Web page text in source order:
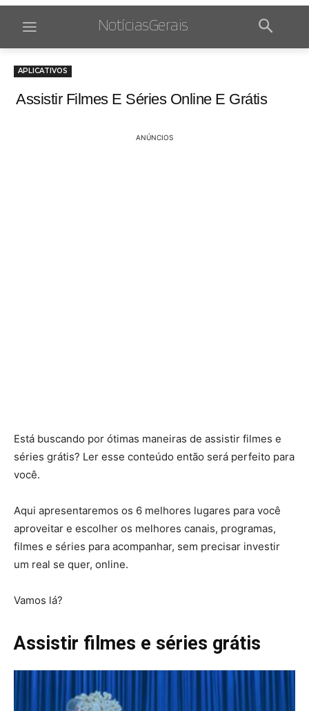
NotíciasGerais
APLICATIVOS
Assistir Filmes E Séries Online E Grátis
ANÚNCIOS
Está buscando por ótimas maneiras de assistir filmes e
séries grátis? Ler esse conteúdo então será perfeito para
você.
Aqui apresentaremos os 6 melhores lugares para você
aproveitar e escolher os melhores canais, programas,
filmes e séries para acompanhar, sem precisar investir
um real se quer, online.
Vamos lá?
Assistir filmes e séries grátis